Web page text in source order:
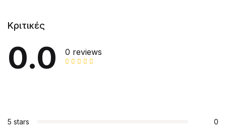
Κριτικές
0.0 0 reviews
5 stars 0